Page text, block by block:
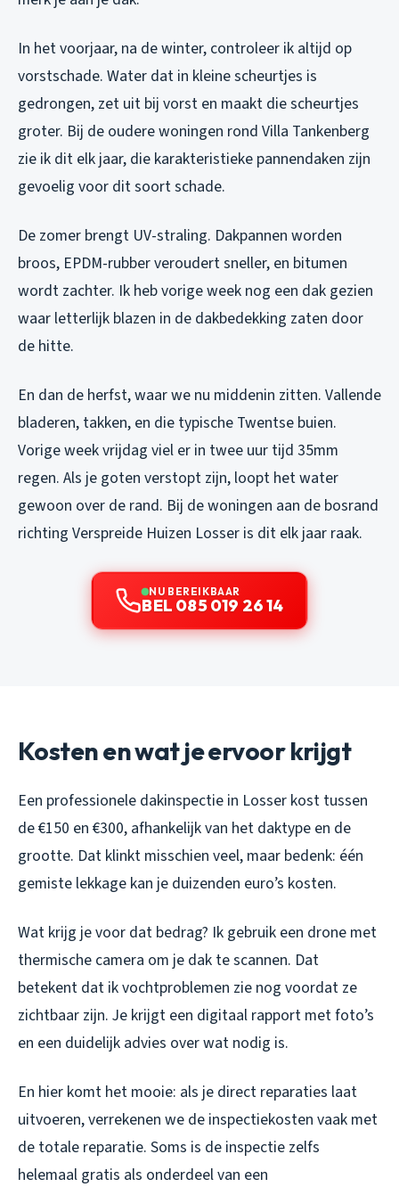
In het voorjaar, na de winter, controleer ik altijd op
vorstschade. Water dat in kleine scheurtjes is
gedrongen, zet uit bij vorst en maakt die scheurtjes
groter. Bij de oudere woningen rond Villa Tankenberg
zie ik dit elk jaar, die karakteristieke pannendaken zijn
gevoelig voor dit soort schade.
De zomer brengt UV-straling. Dakpannen worden
broos, EPDM-rubber veroudert sneller, en bitumen
wordt zachter. Ik heb vorige week nog een dak gezien
waar letterlijk blazen in de dakbedekking zaten door
de hitte.
En dan de herfst, waar we nu middenin zitten. Vallende
bladeren, takken, en die typische Twentse buien.
Vorige week vrijdag viel er in twee uur tijd 35mm
regen. Als je goten verstopt zijn, loopt het water
gewoon over de rand. Bij de woningen aan de bosrand
richting Verspreide Huizen Losser is dit elk jaar raak.
NU BEREIKBAAR
BEL 085 019 26 14
Kosten en wat je ervoor krijgt
Een professionele dakinspectie in Losser kost tussen
de €150 en €300, afhankelijk van het daktype en de
grootte. Dat klinkt misschien veel, maar bedenk: één
gemiste lekkage kan je duizenden euro’s kosten.
Wat krijg je voor dat bedrag? Ik gebruik een drone met
thermische camera om je dak te scannen. Dat
betekent dat ik vochtproblemen zie nog voordat ze
zichtbaar zijn. Je krijgt een digitaal rapport met foto’s
en een duidelijk advies over wat nodig is.
En hier komt het mooie: als je direct reparaties laat
uitvoeren, verrekenen we de inspectiekosten vaak met
de totale reparatie. Soms is de inspectie zelfs
helemaal gratis als onderdeel van een